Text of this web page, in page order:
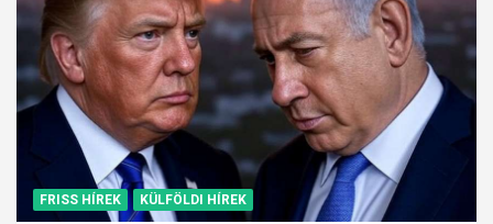
FRISS HÍREK KÜLFÖLDI HÍREK